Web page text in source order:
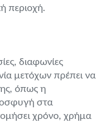
περιοχή.
διαφωνίες
μετόχων πρέπει να
όπως η
στα
χρόνο, χρήμα